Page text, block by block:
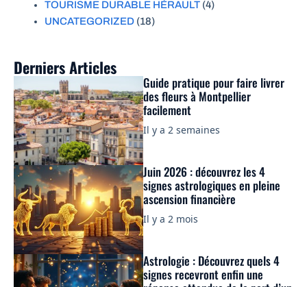
TOURISME DURABLE HÉRAULT (4)
UNCATEGORIZED (18)
Derniers Articles
Guide pratique pour faire livrer
des fleurs à Montpellier
facilement
Il y a 2 semaines
Juin 2026 : découvrez les 4
signes astrologiques en pleine
ascension financière
Il y a 2 mois
Astrologie : Découvrez quels 4
signes recevront enfin une